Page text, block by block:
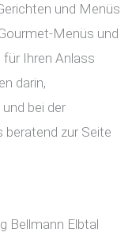
und Menüs
Menüs und
Ihren Anlass
darin,
bei der
beratend zur Seite
Bellmann Elbtal